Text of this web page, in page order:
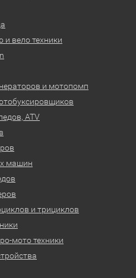
вело техники
и мотопомп
ATV
машин
и трициклов
мото техники